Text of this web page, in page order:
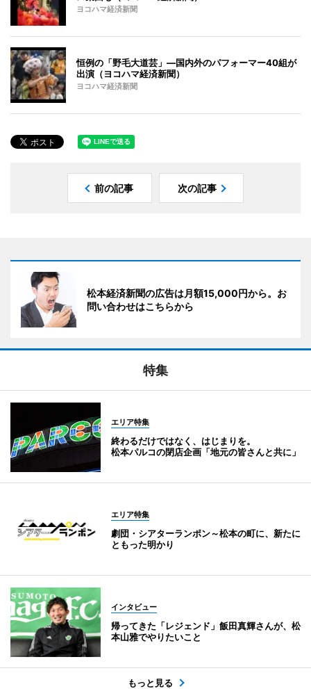
ヨコハマ経済新聞
恒例の「野毛大道芸」―国内外のパフォーマー40組が
出演（ヨコハマ経済新聞）
ヨコハマ経済新聞
前の記事 次の記事
松本経済新聞の広告は月額15,000円から。お
問い合わせはこちらから
特集
エリア特集
終わるだけではなく、はじまりを。
松本パルコの閉店企画「地元の皆さんと共に」
エリア特集
劇団・シアターランポン～松本の町に、新たに
ともった明かり
インタビュー
帰ってきた「レジェンド」飯田真輝さんが、松
本山雅でやりたいこと
もっと見る